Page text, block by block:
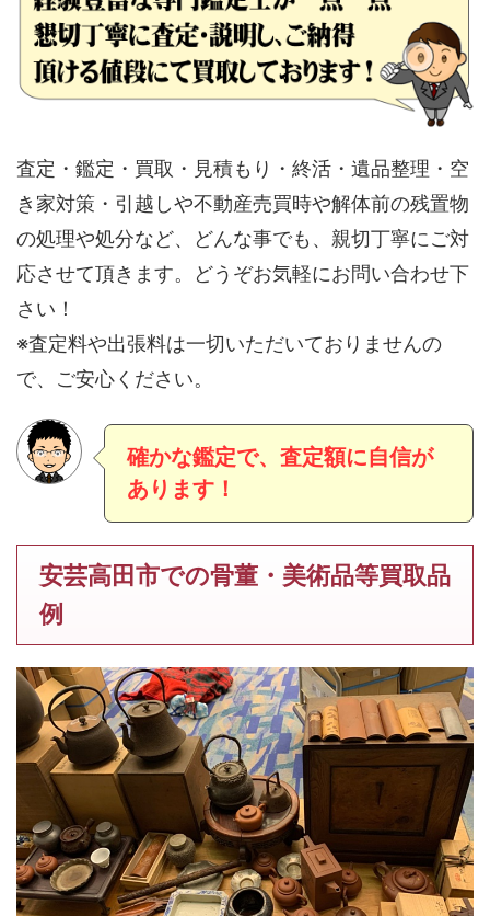
査定・鑑定・買取・見積もり・終活・遺品整理・空
き家対策・引越しや不動産売買時や解体前の残置物
の処理や処分など、どんな事でも、親切丁寧にご対
応させて頂きます。どうぞお気軽にお問い合わせ下
さい！
※査定料や出張料は一切いただいておりませんの
で、ご安心ください。
確かな鑑定で、査定額に自信が
あります！
安芸高田市での骨董・美術品等買取品
例